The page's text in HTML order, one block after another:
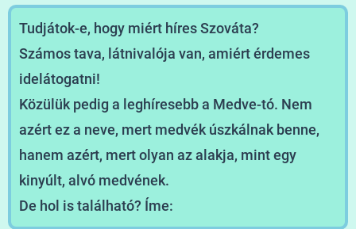
Tudjátok-e, hogy miért híres Szováta?
Számos tava, látnivalója van, amiért érdemes
idelátogatni!
Közülük pedig a leghíresebb a Medve-tó. Nem
azért ez a neve, mert medvék úszkálnak benne,
hanem azért, mert olyan az alakja, mint egy
kinyúlt, alvó medvének.
De hol is található? Íme: